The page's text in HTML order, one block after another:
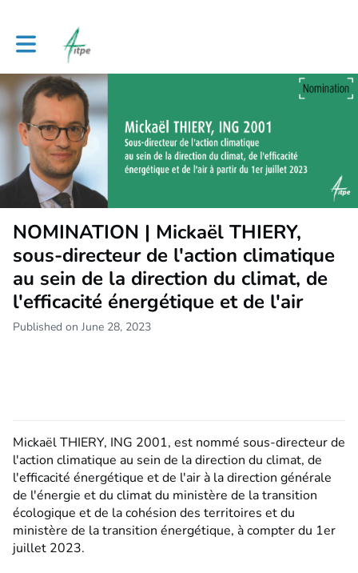
Toggle main navigation
NOMINATION | Mickaël THIERY,
sous-directeur de l'action climatique
au sein de la direction du climat, de
l'efficacité énergétique et de l'air
Published on June 28, 2023
Mickaël THIERY, ING 2001, est nommé sous-directeur de
l'action climatique au sein de la direction du climat, de
l'efficacité énergétique et de l'air à la direction générale
de l'énergie et du climat du ministère de la transition
écologique et de la cohésion des territoires et du
ministère de la transition énergétique, à compter du 1er
juillet 2023.